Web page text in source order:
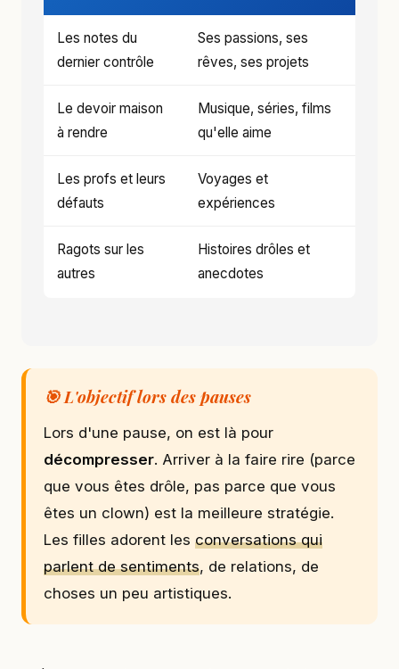
Les notes du
dernier contrôle
Ses passions, ses
rêves, ses projets
Le devoir maison
à rendre
Musique, séries, films
qu'elle aime
Les profs et leurs
défauts
Voyages et
expériences
Ragots sur les
autres
Histoires drôles et
anecdotes
🎯 L'objectif lors des pauses
Lors d'une pause, on est là pour
décompresser. Arriver à la faire rire (parce
que vous êtes drôle, pas parce que vous
êtes un clown) est la meilleure stratégie.
Les filles adorent les conversations qui
parlent de sentiments, de relations, de
choses un peu artistiques.